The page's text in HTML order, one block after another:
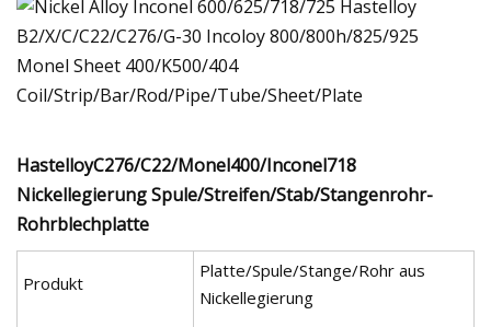
HastelloyC276/C22/Monel400/Inconel718
Nickellegierung Spule/Streifen/Stab/Stangenrohr-
Rohrblechplatte
Produkt
Platte/Spule/Stange/Rohr aus
Nickellegierung